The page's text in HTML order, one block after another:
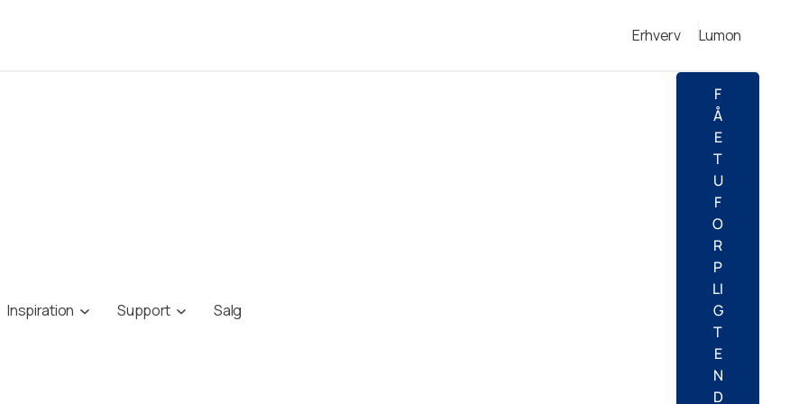
Erhverv Lumon
Inspiration Support Salg
F
Å
E
T
U
F
O
R
P
LI
G
T
E
N
D